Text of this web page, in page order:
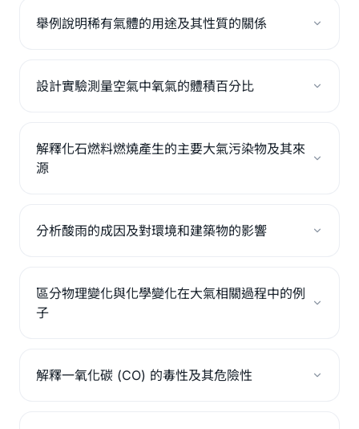
舉例說明稀有氣體的用途及其性質的關係
設計實驗測量空氣中氧氣的體積百分比
解釋化石燃料燃燒產生的主要大氣污染物及其來
源
分析酸雨的成因及對環境和建築物的影響
區分物理變化與化學變化在大氣相關過程中的例
子
解釋一氧化碳 (CO) 的毒性及其危險性